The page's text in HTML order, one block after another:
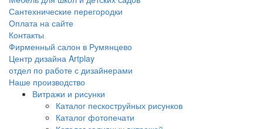
Сантехнические перегородки
Оплата на сайте
Контакты
Фирменный салон в Румянцево
Центр дизайна Artplay
отдел по работе с дизайнерами
Наше производство
Витражи и рисунки
Каталог пескоструйных рисунков
Каталог фотопечати